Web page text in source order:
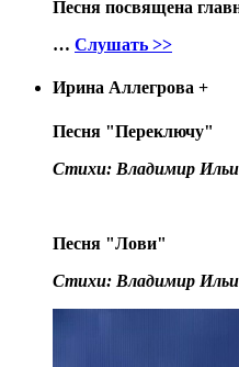
Песня посвящена
… Слушать >>
Ирина Аллегрова +
Песня "Переключу"
Стихи: Владимир
Песня "Лови"
Стихи: Владимир